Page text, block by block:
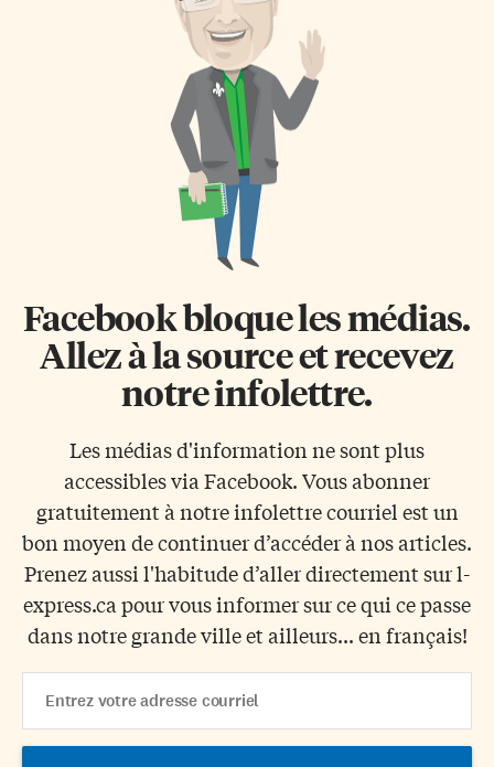
Facebook bloque les médias.
Allez à la source et recevez
notre infolettre.
Les médias d'information ne sont plus
accessibles via Facebook. Vous abonner
gratuitement à notre infolettre courriel est un
bon moyen de continuer d’accéder à nos articles.
Prenez aussi l'habitude d’aller directement sur l-
express.ca pour vous informer sur ce qui ce passe
dans notre grande ville et ailleurs... en français!
Address